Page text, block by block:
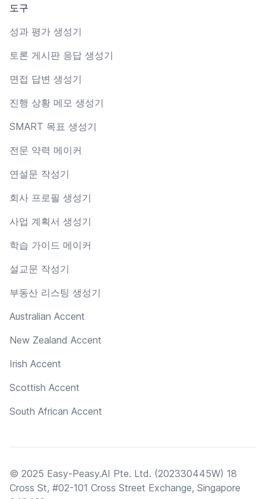
도구
성과 평가 생성기
토론 게시판 응답 생성기
면접 답변 생성기
진행 상황 메모 생성기
SMART 목표 생성기
전문 약력 메이커
연설문 작성기
회사 프로필 생성기
사업 계획서 생성기
학습 가이드 메이커
설교문 작성기
부동산 리스팅 생성기
Australian Accent
New Zealand Accent
Irish Accent
Scottish Accent
South African Accent
© 2025 Easy-Peasy.AI Pte. Ltd. (202330445W) 18
Cross St, #02-101 Cross Street Exchange, Singapore